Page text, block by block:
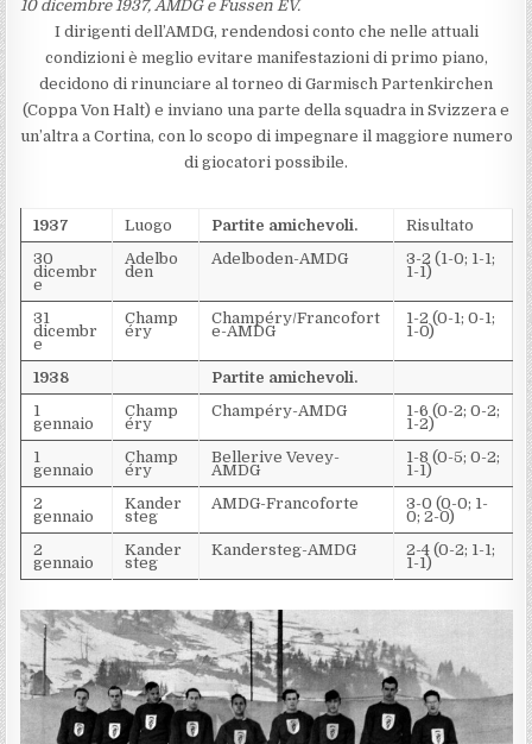
10 dicembre 1937, AMDG e Fussen EV.
I dirigenti dell’AMDG, rendendosi conto che nelle attuali
condizioni è meglio evitare manifestazioni di primo piano,
decidono di rinunciare al torneo di Garmisch Partenkirchen
(Coppa Von Halt) e inviano una parte della squadra in Svizzera e
un’altra a Cortina, con lo scopo di impegnare il maggiore numero
di giocatori possibile.
1937 Luogo Partite amichevoli.
Risultato
30
dicembr
e
Adelbo
den
Adelboden-AMDG 3-2 (1-0; 1-1;
1-1)
31
dicembr
e
Champ
éry
Champéry/Francofort
e-AMDG
1-2 (0-1; 0-1;
1-0)
1938
Partite amichevoli.
1
gennaio
Champ
éry
Champéry-AMDG 1-6 (0-2; 0-2;
1-2)
1
gennaio
Champ
éry
Bellerive Vevey-
AMDG
1-8 (0-5; 0-2;
1-1)
2
gennaio
Kander
steg
AMDG-Francoforte 3-0 (0-0; 1-
0; 2-0)
2
gennaio
Kander
steg
Kandersteg-AMDG 2-4 (0-2; 1-1;
1-1)